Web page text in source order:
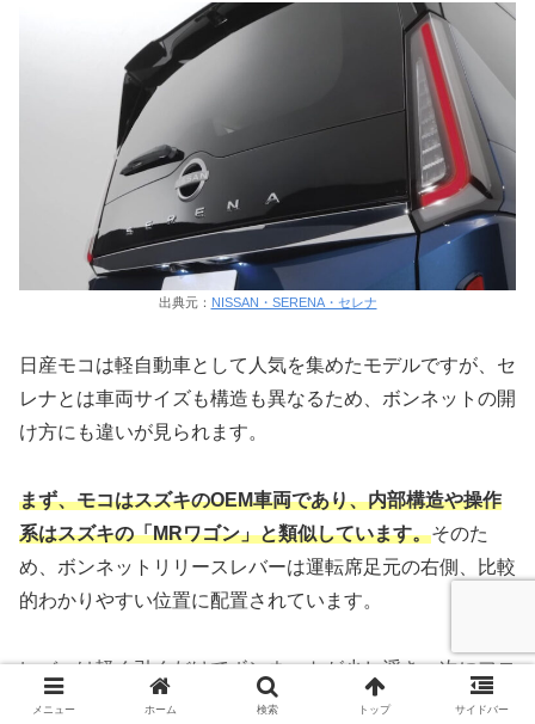
出典元： NISSAN・SERENA・セレナ
日産モコは軽自動車として人気を集めたモデルですが、セ
レナとは車両サイズも構造も異なるため、ボンネットの開
け方にも違いが見られます。
まず、モコはスズキのOEM車両であり、内部構造や操作
系はスズキの「MRワゴン」と類似しています。そのた
め、ボンネットリリースレバーは運転席足元の右側、比較
的わかりやすい位置に配置されています。
レバーは軽く引くだけでボンネットが少し浮き、次にフロ
ント中央のロックレバーを押し上げることで完全に開ける
メニュー ホーム 検索 トップ サイドバー